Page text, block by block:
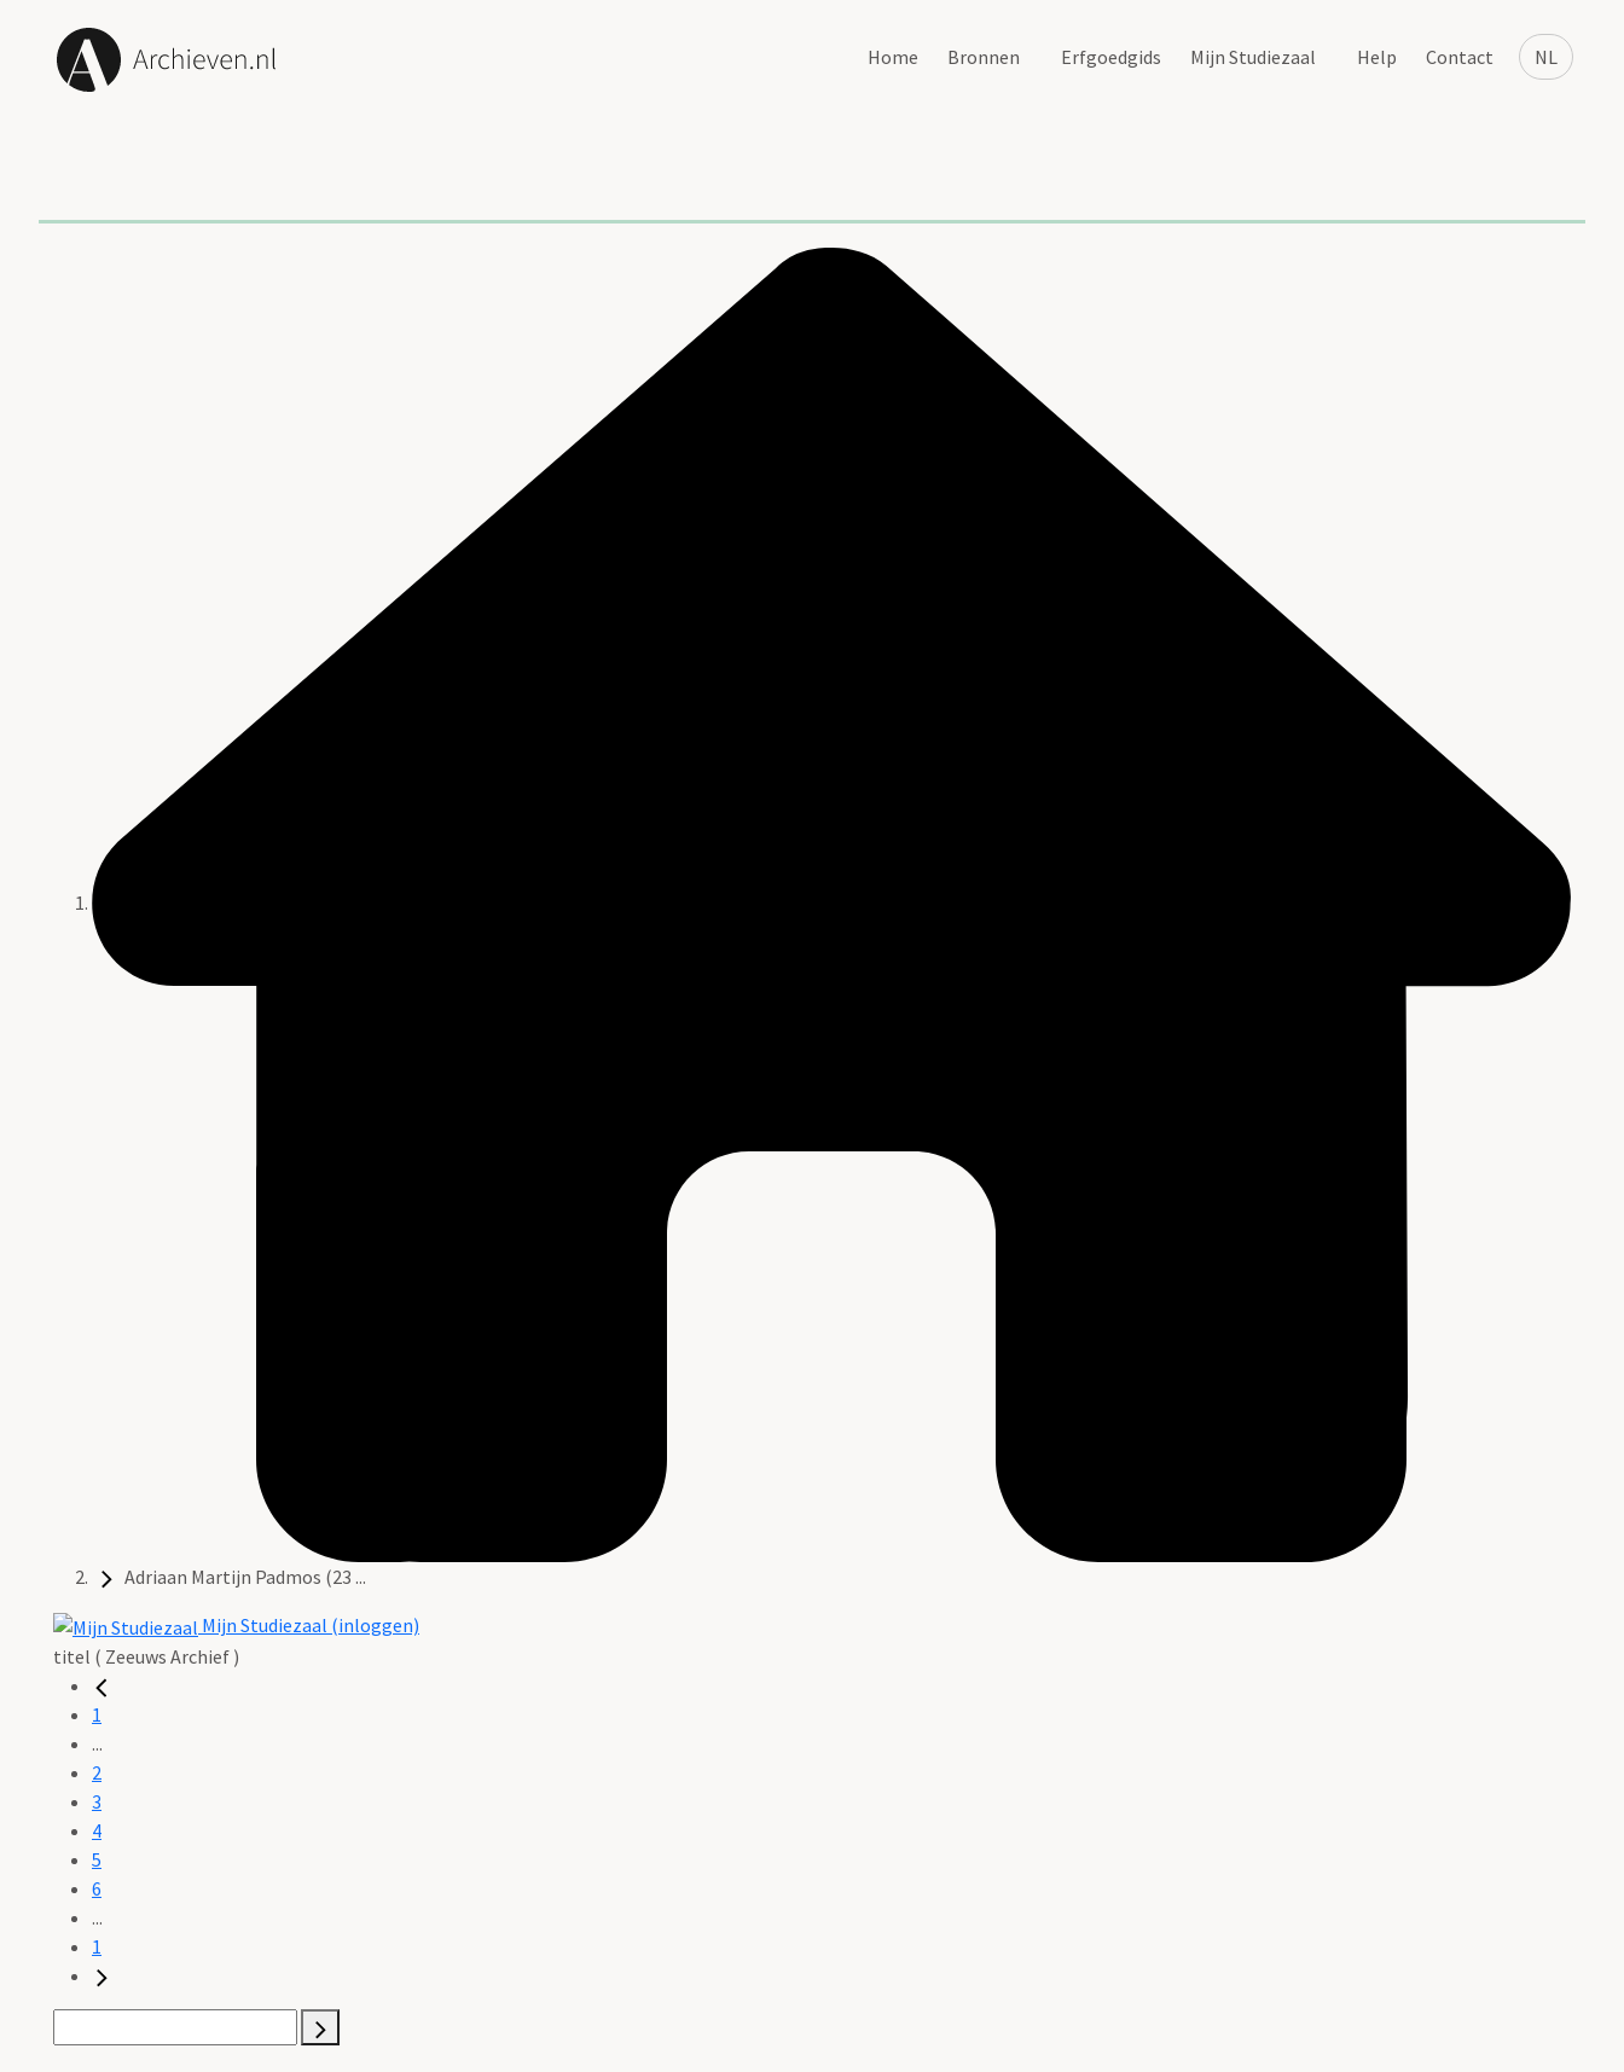
NL
Home Bronnen Erfgoedgids Mijn Studiezaal Help Contact
Adriaan Martijn Padmos (23 ...
Mijn Studiezaal (inloggen)
titel ( Zeeuws Archief )
1
...
2
3
4
5
6
...
1